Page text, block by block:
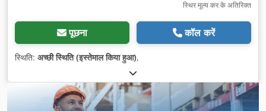
स्थिर मूल्य कर के अतिरिक्त
पूछना कॉल करें
स्थिति: अच्छी स्थिति (इस्तेमाल किया हुआ),